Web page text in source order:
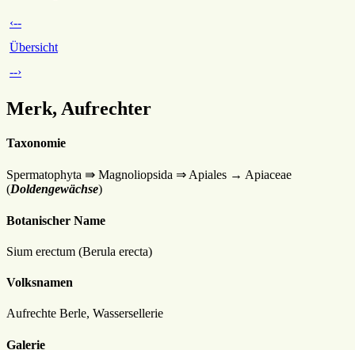
‹--
Übersicht
--›
Merk, Aufrechter
Taxonomie
Spermatophyta ⇛ Magnoliopsida ⇒ Apiales → Apiaceae
(Doldengewächse)
Botanischer Name
Sium erectum (Berula erecta)
Volksnamen
Aufrechte Berle, Wassersellerie
Galerie